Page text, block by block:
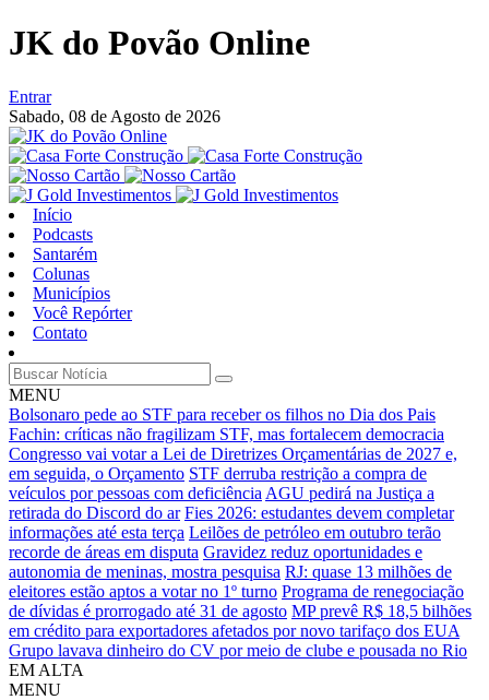
JK do Povão Online
Entrar
Sabado, 08 de Agosto de 2026
Início
Podcasts
Santarém
Colunas
Municípios
Você Repórter
Contato
MENU
Bolsonaro pede ao STF para receber os filhos no Dia dos Pais
Fachin: críticas não fragilizam STF, mas fortalecem democracia
Congresso vai votar a Lei de Diretrizes Orçamentárias de 2027 e,
em seguida, o Orçamento STF derruba restrição a compra de
veículos por pessoas com deficiência AGU pedirá na Justiça a
retirada do Discord do ar Fies 2026: estudantes devem completar
informações até esta terça Leilões de petróleo em outubro terão
recorde de áreas em disputa Gravidez reduz oportunidades e
autonomia de meninas, mostra pesquisa RJ: quase 13 milhões de
eleitores estão aptos a votar no 1º turno Programa de renegociação
de dívidas é prorrogado até 31 de agosto MP prevê R$ 18,5 bilhões
em crédito para exportadores afetados por novo tarifaço dos EUA
Grupo lavava dinheiro do CV por meio de clube e pousada no Rio
EM ALTA
MENU